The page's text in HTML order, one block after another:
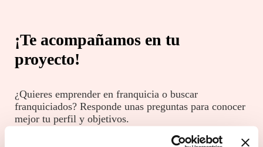
¡Te acompañamos en tu
proyecto!
¿Quieres emprender en franquicia o buscar
franquiciados? Responde unas preguntas para conocer